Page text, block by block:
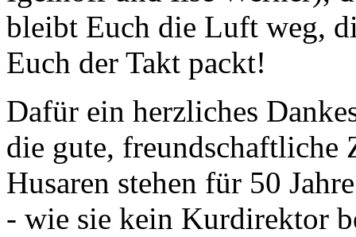
bleibt Euch die Luft weg,
Euch der Takt packt!
Dafür ein herzliches
die gute, freundschaftliche
Husaren stehen für 50
- wie sie kein Kurdirektor